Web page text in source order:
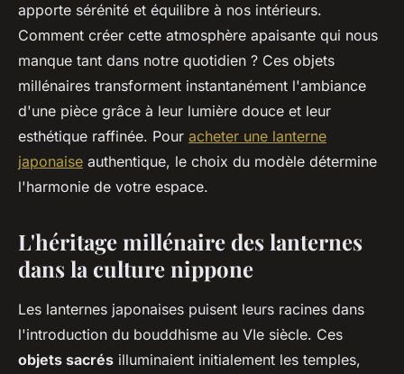
apporte sérénité et équilibre à nos intérieurs.
Comment créer cette atmosphère apaisante qui nous
manque tant dans notre quotidien ? Ces objets
millénaires transforment instantanément l'ambiance
d'une pièce grâce à leur lumière douce et leur
esthétique raffinée. Pour acheter une lanterne
japonaise authentique, le choix du modèle détermine
l'harmonie de votre espace.
L'héritage millénaire des lanternes
dans la culture nippone
Les lanternes japonaises puisent leurs racines dans
l'introduction du bouddhisme au VIe siècle. Ces
objets sacrés illuminaient initialement les temples,